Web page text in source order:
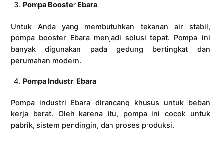
Pompa Booster Ebara
Untuk Anda yang membutuhkan tekanan air stabil,
pompa booster Ebara menjadi solusi tepat. Pompa ini
banyak digunakan pada gedung bertingkat dan
perumahan modern.
Pompa Industri Ebara
Pompa industri Ebara dirancang khusus untuk beban
kerja berat. Oleh karena itu, pompa ini cocok untuk
pabrik, sistem pendingin, dan proses produksi.